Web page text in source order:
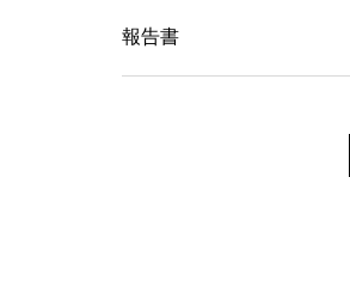
報告書